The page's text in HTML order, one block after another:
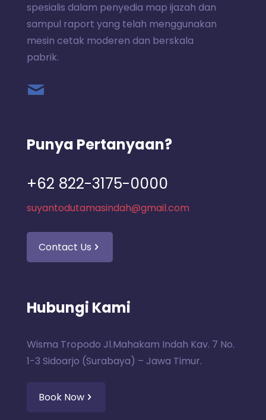
spesialis dalam penyedia map ijazah dan
sampul raport yang telah menggunakan
mesin cetak moderen dan berskala
pabrik.
Punya Pertanyaan?
+62 822-3175-0000
suyantodutamasindah@gmail.com
Contact Us
Hubungi Kami
Wisma Tropodo Jl.Mahakam Indah Kav. 7 No.
1-3 Sidoarjo (Surabaya) – Jawa Timur.
Book Now